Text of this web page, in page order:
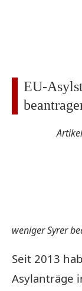
EU-
weniger Syrer
Seit 2013
Asylanträge